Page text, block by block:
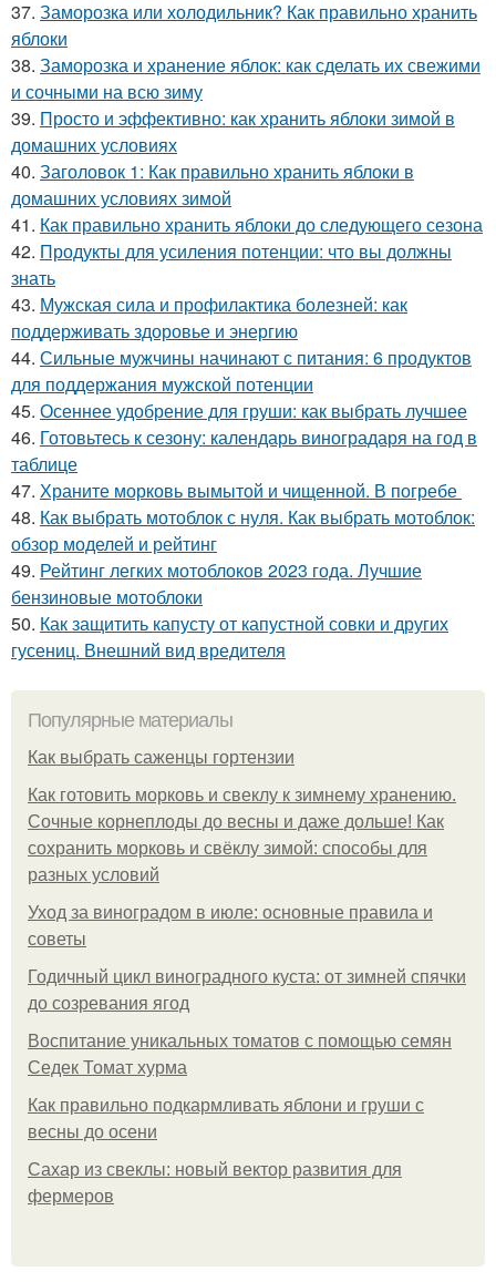
37. Заморозка или холодильник? Как правильно хранить
яблоки
38. Заморозка и хранение яблок: как сделать их свежими
и сочными на всю зиму
39. Просто и эффективно: как хранить яблоки зимой в
домашних условиях
40. Заголовок 1: Как правильно хранить яблоки в
домашних условиях зимой
41. Как правильно хранить яблоки до следующего сезона
42. Продукты для усиления потенции: что вы должны
знать
43. Мужская сила и профилактика болезней: как
поддерживать здоровье и энергию
44. Сильные мужчины начинают с питания: 6 продуктов
для поддержания мужской потенции
45. Осеннее удобрение для груши: как выбрать лучшее
46. Готовьтесь к сезону: календарь виноградаря на год в
таблице
47. Храните морковь вымытой и чищенной. В погребе
48. Как выбрать мотоблок с нуля. Как выбрать мотоблок:
обзор моделей и рейтинг
49. Рейтинг легких мотоблоков 2023 года. Лучшие
бензиновые мотоблоки
50. Как защитить капусту от капустной совки и других
гусениц. Внешний вид вредителя
Популярные материалы
Как выбрать саженцы гортензии
Как готовить морковь и свеклу к зимнему хранению.
Сочные корнеплоды до весны и даже дольше! Как
сохранить морковь и свёклу зимой: способы для
разных условий
Уход за виноградом в июле: основные правила и
советы
Годичный цикл виноградного куста: от зимней спячки
до созревания ягод
Воспитание уникальных томатов с помощью семян
Седек Томат хурма
Как правильно подкармливать яблони и груши с
весны до осени
Сахар из свеклы: новый вектор развития для
фермеров